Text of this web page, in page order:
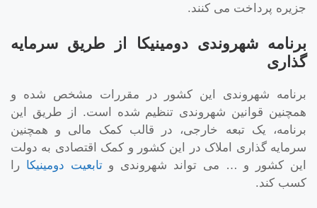
جزیره پرداخت می کنند.
برنامه شهروندی دومینیکا از طریق سرمایه
گذاری
برنامه شهروندی این کشور در مقررات مشخص شده و
همچنین قوانین شهروندی تنظیم شده است. از طریق این
برنامه، یک تبعه خارجی، در قالب کمک مالی و همچنین
سرمایه گذاری املاک در این کشور و کمک اقتصادی به دولت
این کشور و … می تواند شهروندی وتابعیت دومینیکا را
کسب کند.